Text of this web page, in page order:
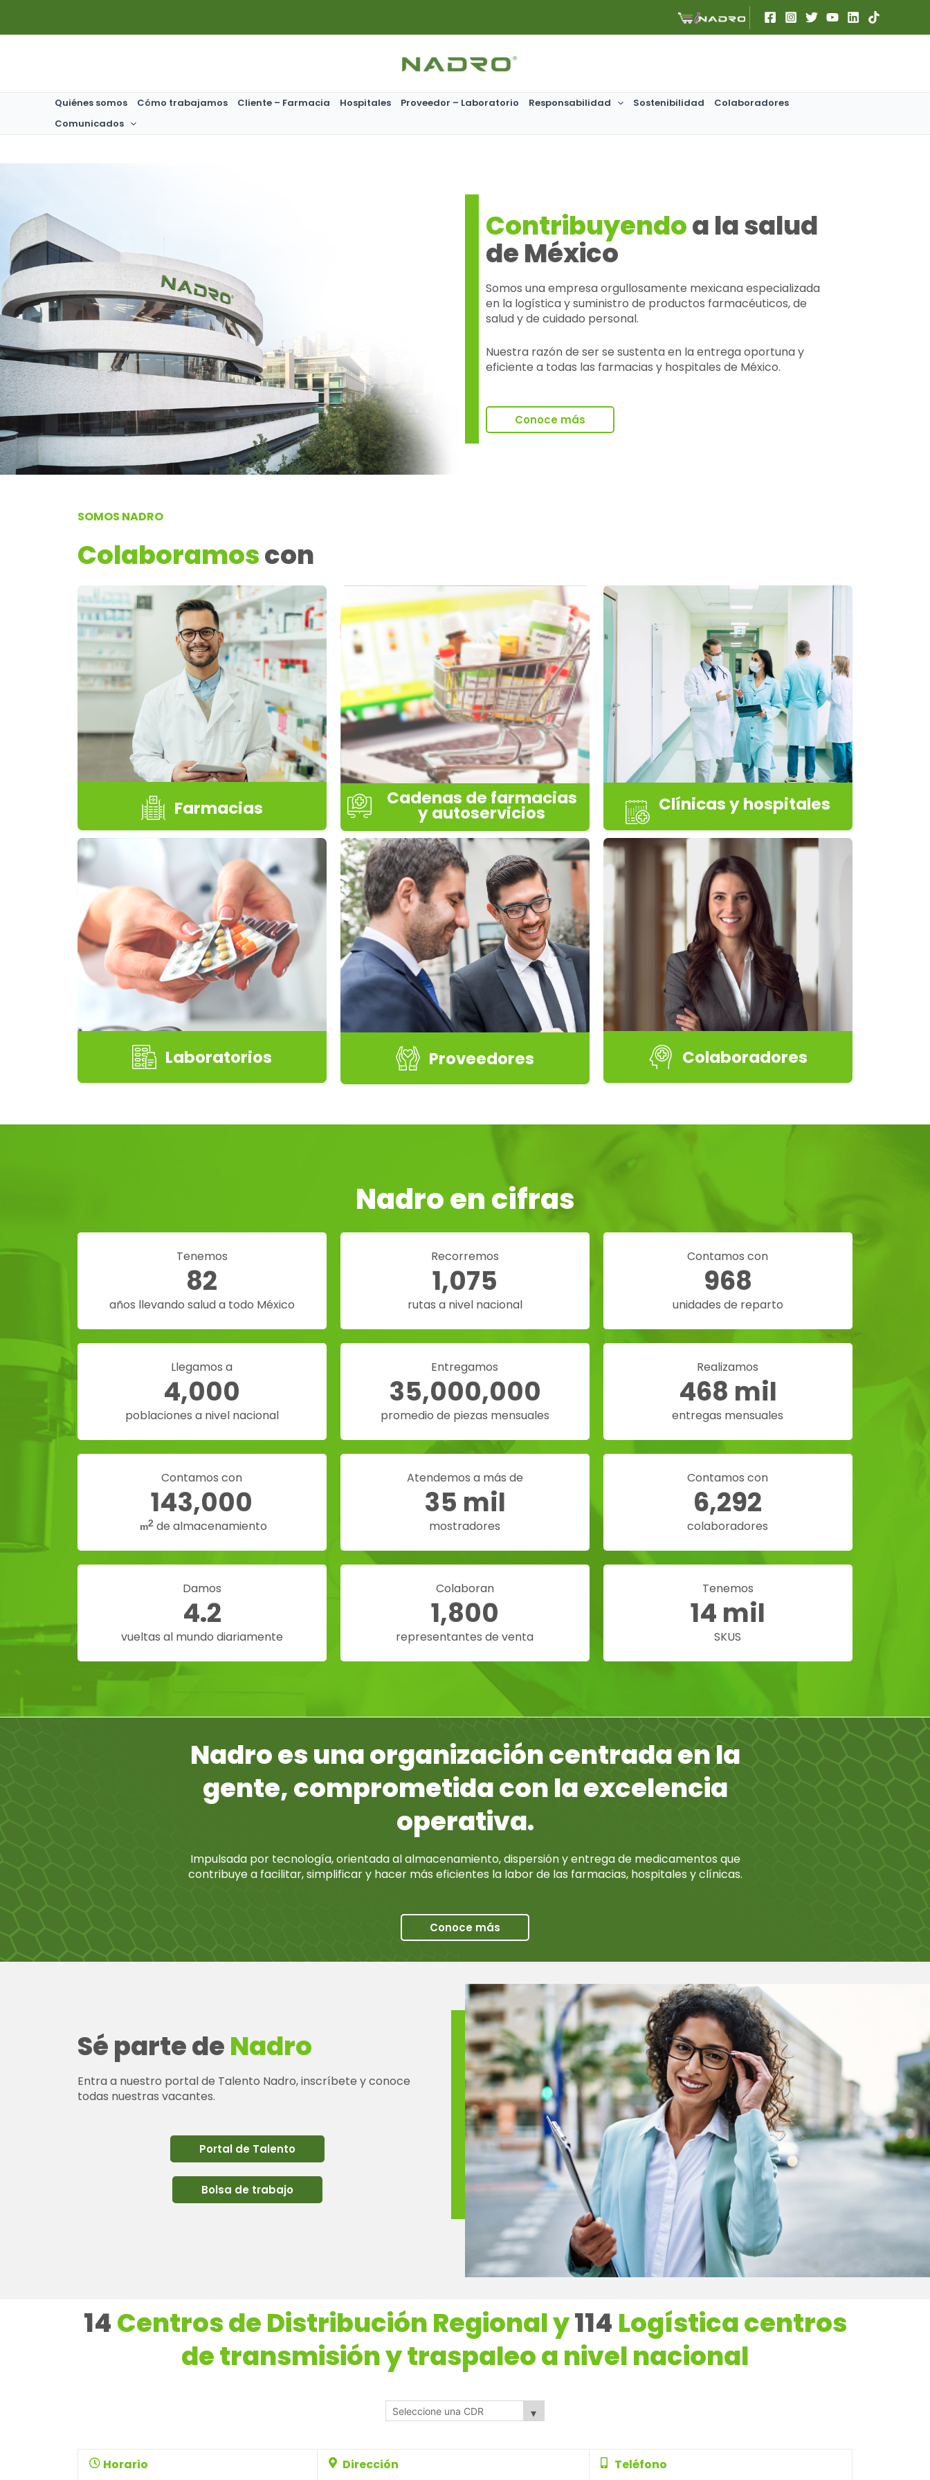
contenido
Quiénes somos Cómo trabajamos Cliente – Farmacia Hospitales Proveedor – Laboratorio Responsabilidad Sostenibilidad
Colaboradores
Comunicados
Contribuyendoa la salud
de México
Somos una empresa orgullosamente mexicana especializada
en la logística y suministro de productos farmacéuticos, de
salud y de cuidado personal.
Nuestra razón de ser se sustenta en la entrega oportuna y
eficiente a todas las farmacias y hospitales de México.
Conoce más
SOMOS NADRO
Colaboramoscon
Farmacias Cadenas de farmacias
y autoservicios Clínicas y hospitales
Laboratorios Proveedores Colaboradores
Nadro en cifras
Tenemos
82
años llevando salud a todo México
Recorremos
1,075
rutas a nivel nacional
Contamos con
968
unidades de reparto
Llegamos a
4,000
poblaciones a nivel nacional
Entregamos
35,000,000
promedio de piezas mensuales
Realizamos
468 mil
entregas mensuales
Contamos con
143,000
m2de almacenamiento
Atendemos a más de
35 mil
mostradores
Contamos con
6,292
colaboradores
Damos
4.2
vueltas al mundo diariamente
Colaboran
1,800
representantes de venta
Tenemos
14 mil
SKUS
Nadro es una organización centrada en la
gente, comprometida con la excelencia
operativa.
Impulsada por tecnología, orientada al almacenamiento, dispersión y entrega de medicamentos que
contribuye a facilitar, simplificar y hacer más eficientes la labor de las farmacias, hospitales y clínicas.
Conoce más
Sé parte deNadro
Entra a nuestro portal de Talento Nadro, inscríbete y conoce
todas nuestras vacantes.
Portal de Talento
Bolsa de trabajo
14Centros de Distribución Regional y114 Logísticacentros
de transmisión y traspaleo a nivel nacional
Horario Dirección Teléfono